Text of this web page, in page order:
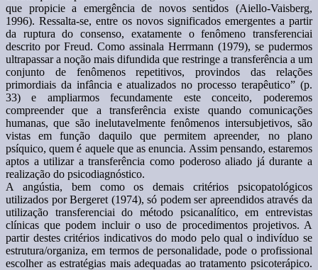
que propicie a emergência de novos sentidos (Aiello-Vaisberg,
1996). Ressalta-se, entre os novos significados emergentes a partir
da ruptura do consenso, exatamente o fenômeno transferenciai
descrito por Freud. Como assinala Herrmann (1979), se pudermos
ultrapassar a noção mais difundida que restringe a transferência a um
conjunto de fenômenos repetitivos, provindos das relações
primordiais da infância e atualizados no processo terapêutico” (p.
33) e ampliarmos fecundamente este conceito, poderemos
compreender que a transferência existe quando comunicações
humanas, que são inelutavelmente fenômenos intersubjetivos, são
vistas em função daquilo que permitem apreender, no plano
psíquico, quem é aquele que as enuncia. Assim pensando, estaremos
aptos a utilizar a transferência como poderoso aliado já durante a
realização do psicodiagnóstico.
A angústia, bem como os demais critérios psicopatológicos
utilizados por Bergeret (1974), só podem ser apreendidos através da
utilização transferenciai do método psicanalítico, em entrevistas
clínicas que podem incluir o uso de procedimentos projetivos. A
partir destes critérios indicativos do modo pelo qual o indivíduo se
estrutura/organiza, em termos de personalidade, pode o profissional
escolher as estratégias mais adequadas ao tratamento psicoterápico.